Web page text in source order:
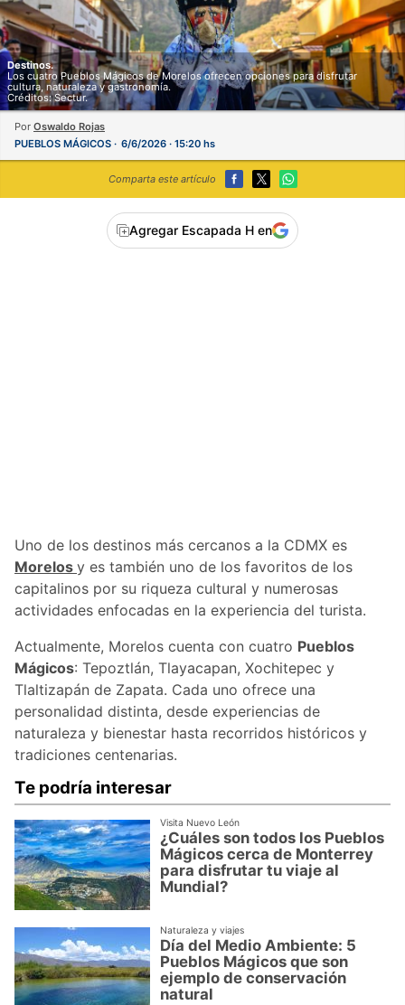
Destinos.
Los cuatro Pueblos Mágicos de Morelos ofrecen opciones para disfrutar
cultura, naturaleza y gastronomía.
Créditos: Sectur.
Por Oswaldo Rojas
PUEBLOS MÁGICOS
6/6/2026 · 15:20 hs
Comparta este artículo
Agregar Escapada H en
Uno de los destinos más cercanos a la CDMX es
Morelos y es también uno de los favoritos de los
capitalinos por su riqueza cultural y numerosas
actividades enfocadas en la experiencia del turista.
Actualmente, Morelos cuenta con cuatro Pueblos
Mágicos: Tepoztlán, Tlayacapan, Xochitepec y
Tlaltizapán de Zapata. Cada uno ofrece una
personalidad distinta, desde experiencias de
naturaleza y bienestar hasta recorridos históricos y
tradiciones centenarias.
Te podría interesar
Visita Nuevo León
¿Cuáles son todos los Pueblos
Mágicos cerca de Monterrey
para disfrutar tu viaje al
Mundial?
Naturaleza y viajes
Día del Medio Ambiente: 5
Pueblos Mágicos que son
ejemplo de conservación
natural